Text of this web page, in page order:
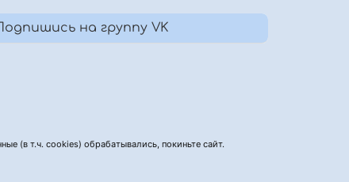
Подпишись на группу VK
(в т.ч. cookies) обрабатывались, покиньте сайт.